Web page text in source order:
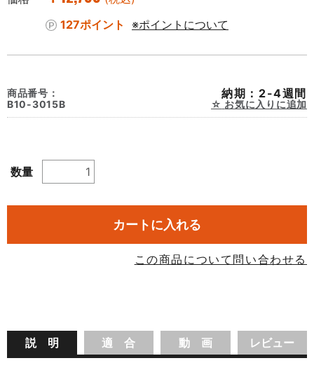
127ポイント
※ポイントについて
商品番号：
B10-3015B
納期：2-4週間
お気に入りに追加
数量
カートに入れる
この商品について問い合わせる
説 明 適 合 動 画 レビュー